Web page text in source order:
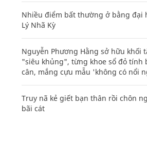
Nhiều điểm bất thường ở bằng đại
Lý Nhã Kỳ
Nguyễn Phương Hằng sở hữu khối
"siêu khủng", từng khoe sổ đỏ tính
cân, mắng cựu mẫu 'không có nổi
Truy nã kẻ giết bạn thân rồi chôn
bãi cát